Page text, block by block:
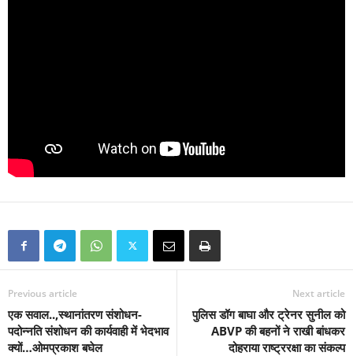
Previous article
एक सवाल..,स्थानांतरण संशोधन-
पदोन्नति संशोधन की कार्यवाही में भेदभाव
क्यों…ओमप्रकाश बघेल
Next article
पुलिस डॉग बाघा और ट्रेनर सुनील को
ABVP की बहनों ने राखी बांधकर
दोहराया राष्ट्ररक्षा का संकल्प